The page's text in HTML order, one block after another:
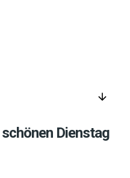
arrow_downward
Dienstag